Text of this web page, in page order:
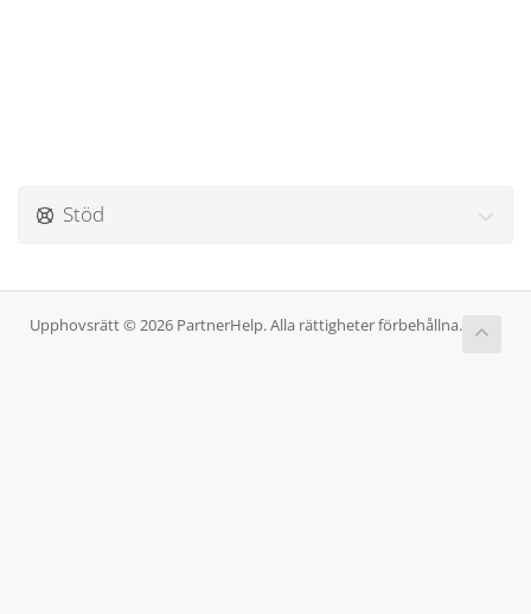
Stöd
Upphovsrätt © 2026 PartnerHelp. Alla rättigheter förbehållna.